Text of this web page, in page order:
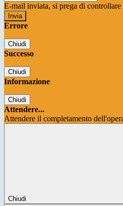
E-mail inviata, si prega di controllare
Errore
Chiudi
Successo
Chiudi
Informazione
Chiudi
Attendere...
Attendere il completamento
Chiudi